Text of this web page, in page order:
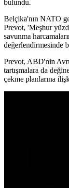
bulundu.
Belçika'nın NATO
Prevot, 'Meşhur
savunma
değerlendirmesinde
Prevot, ABD'nin
tartışmalara da
çekme planlarına